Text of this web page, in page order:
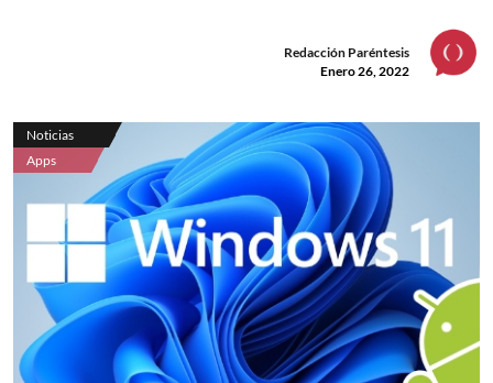
Redacción Paréntesis
Enero 26, 2022
Noticias
Apps